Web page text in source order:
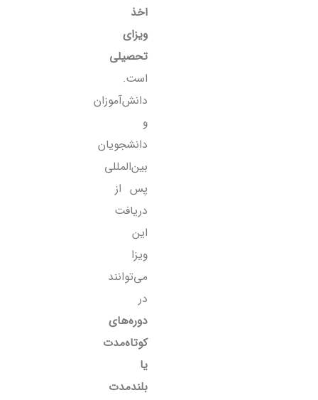
اخذ
ویزای
تحصیلی
است.
دانش‌آموزان
و
دانشجویان
بین‌المللی
پس از
دریافت
این
ویزا
می‌توانند
در
دوره‌های
کوتاه‌مدت
یا
بلندمدت